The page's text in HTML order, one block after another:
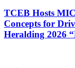
TCEB Hosts
Concepts for
Heralding 2026